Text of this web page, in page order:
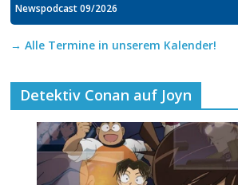
Newspodcast 09/2026
→ Alle Termine in unserem Kalender!
Detektiv Conan auf Joyn